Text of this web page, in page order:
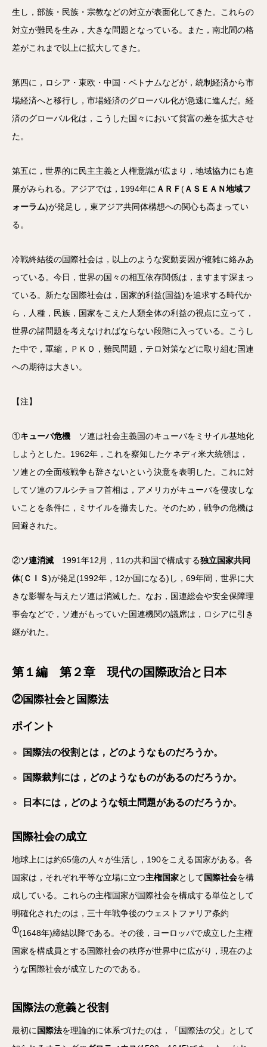
生し，部族・民族・宗教などの対立が表面化してきた。これらの
対立が難民を生み，大きな問題となっている。また，南北間の格
差がこれまで以上に拡大してきた。
第四に，ロシア・東欧・中国・ベトナムなどが，統制経済から市
場経済へと移行し，市場経済のグローバル化が急速に進んだ。経
済のグローバル化は，こうした国々において貧富の差を拡大させ
た。
第五に，世界的に民主主義と人権意識が広まり，地域協力にも進
展がみられる。アジアでは，1994年に ＡＲＦ(ＡＳＥＡＮ地域フ
ォーラム)が発足し，東アジア共同体構想への関心も高まってい
る。
冷戦終結後の国際社会は，以上のような変動要因が複雑に絡みあ
っている。今日，世界の国々の相互依存関係は，ますます深まっ
ている。新たな国際社会は，国家的利益(国益)を追求する時代か
ら，人種，民族，国家をこえた人類全体の利益の視点に立って，
世界の諸問題を考えなければならない段階に入っている。こうし
た中で，軍縮，ＰＫＯ，難民問題，テロ対策などに取り組む国連
への期待は大きい。
【注】
①キューバ危機 ソ連は社会主義国のキューバをミサイル基地化
しようとした。1962年，これを察知したケネディ米大統領は，
ソ連との全面核戦争も辞さないという決意を表明した。これに対
してソ連のフルシチョフ首相は，アメリカがキューバを侵攻しな
いことを条件に，ミサイルを撤去した。そのため，戦争の危機は
回避された。
②ソ連消滅 1991年12月，11の共和国で構成する独立国家共同
体(ＣＩＳ)が発足(1992年，12か国になる)し，69年間，世界に大
きな影響を与えたソ連は消滅した。なお，国連総会や安全保障理
事会などで，ソ連がもっていた国連機関の議席は，ロシアに引き
継がれた。
第１編 第２章 現代の国際政治と日本
②国際社会と国際法
ポイント
国際法の役割とは，どのようなものだろうか。
国際裁判には，どのようなものがあるのだろうか。
日本には，どのような領土問題があるのだろうか。
国際社会の成立
地球上には約65億の人々が生活し，190をこえる国家がある。各
国家は，それぞれ平等な立場に立つ主権国家として国際社会を構
成している。これらの主権国家が国際社会を構成する単位として
明確化されたのは，三十年戦争後のウェストファリア条約
①(1648年)締結以降である。その後，ヨーロッパで成立した主権
国家を構成員とする国際社会の秩序が世界中に広がり，現在のよ
うな国際社会が成立したのである。
国際法の意義と役割
最初に 国際法を理論的に体系づけたのは，「国際法の父」として